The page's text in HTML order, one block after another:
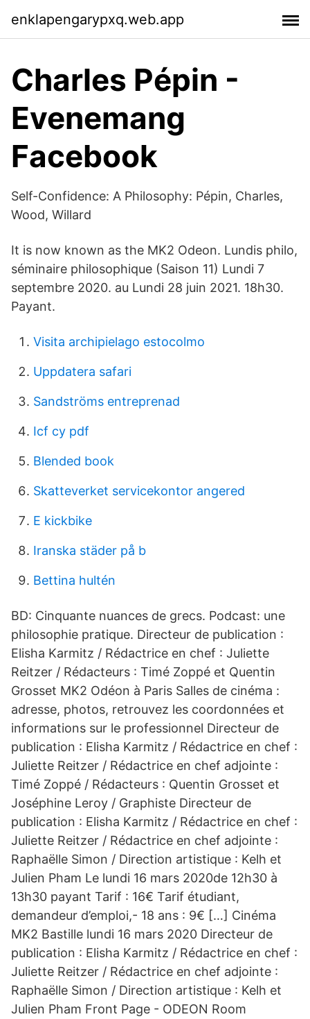
enklapengarypxq.web.app
Charles Pépin -
Evenemang
Facebook
Self-Confidence: A Philosophy: Pépin, Charles,
Wood, Willard
It is now known as the MK2 Odeon. Lundis philo,
séminaire philosophique (Saison 11) Lundi 7
septembre 2020. au Lundi 28 juin 2021. 18h30.
Payant.
Visita archipielago estocolmo
Uppdatera safari
Sandströms entreprenad
Icf cy pdf
Blended book
Skatteverket servicekontor angered
E kickbike
Iranska städer på b
Bettina hultén
BD: Cinquante nuances de grecs. Podcast: une
philosophie pratique. Directeur de publication :
Elisha Karmitz / Rédactrice en chef : Juliette
Reitzer / Rédacteurs : Timé Zoppé et Quentin
Grosset MK2 Odéon à Paris Salles de cinéma :
adresse, photos, retrouvez les coordonnées et
informations sur le professionnel Directeur de
publication : Elisha Karmitz / Rédactrice en chef :
Juliette Reitzer / Rédactrice en chef adjointe :
Timé Zoppé / Rédacteurs : Quentin Grosset et
Joséphine Leroy / Graphiste Directeur de
publication : Elisha Karmitz / Rédactrice en chef :
Juliette Reitzer / Rédactrice en chef adjointe :
Raphaëlle Simon / Direction artistique : Kelh et
Julien Pham Le lundi 16 mars 2020de 12h30 à
13h30 payant Tarif : 16€ Tarif étudiant,
demandeur d’emploi,- 18 ans : 9€ […] Cinéma
MK2 Bastille lundi 16 mars 2020 Directeur de
publication : Elisha Karmitz / Rédactrice en chef :
Juliette Reitzer / Rédactrice en chef adjointe :
Raphaëlle Simon / Direction artistique : Kelh et
Julien Pham Front Page - ODEON Room